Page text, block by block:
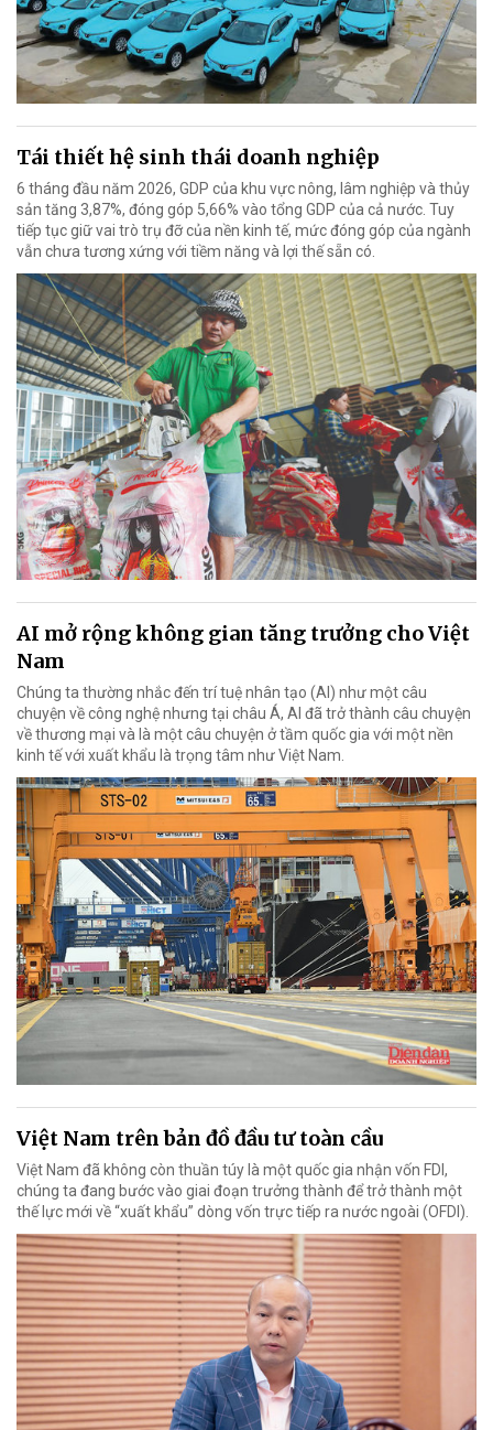
Tái thiết hệ sinh thái doanh nghiệp
6 tháng đầu năm 2026, GDP của khu vực nông, lâm nghiệp và thủy
sản tăng 3,87%, đóng góp 5,66% vào tổng GDP của cả nước. Tuy
tiếp tục giữ vai trò trụ đỡ của nền kinh tế, mức đóng góp của ngành
vẫn chưa tương xứng với tiềm năng và lợi thế sẵn có.
AI mở rộng không gian tăng trưởng cho Việt
Nam
Chúng ta thường nhắc đến trí tuệ nhân tạo (AI) như một câu
chuyện về công nghệ nhưng tại châu Á, AI đã trở thành câu chuyện
về thương mại và là một câu chuyện ở tầm quốc gia với một nền
kinh tế với xuất khẩu là trọng tâm như Việt Nam.
Việt Nam trên bản đồ đầu tư toàn cầu
Việt Nam đã không còn thuần túy là một quốc gia nhận vốn FDI,
chúng ta đang bước vào giai đoạn trưởng thành để trở thành một
thế lực mới về “xuất khẩu” dòng vốn trực tiếp ra nước ngoài (OFDI).